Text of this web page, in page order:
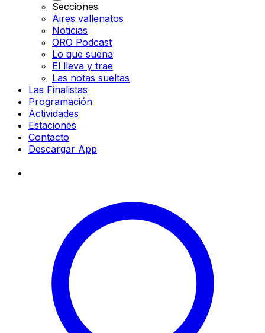
Secciones
Aires vallenatos
Noticias
ORO Podcast
Lo que suena
El lleva y trae
Las notas sueltas
Las Finalistas
Programación
Actividades
Estaciones
Contacto
Descargar App